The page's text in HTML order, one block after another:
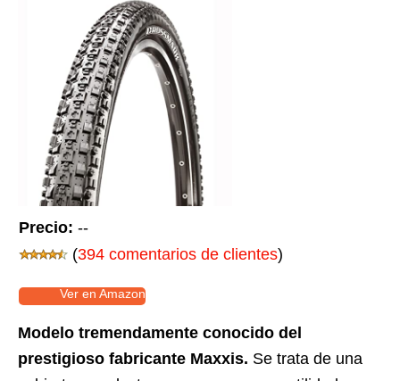
Precio: --
(394 comentarios de clientes)
Ver en Amazon
Modelo tremendamente conocido del
prestigioso fabricante Maxxis. Se trata de una